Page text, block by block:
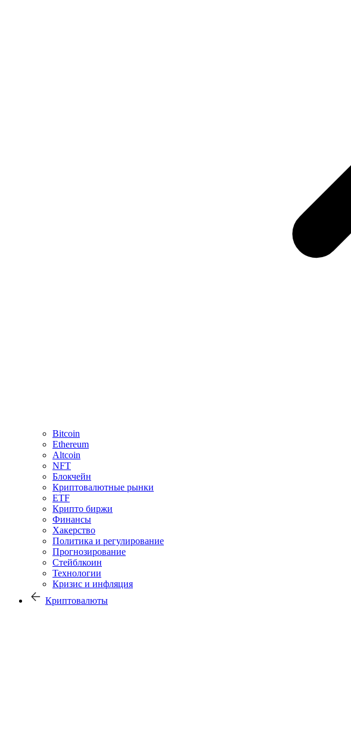
Bitcoin
Ethereum
Altcoin
NFT
Блокчейн
Криптовалютные рынки
ETF
Крипто биржи
Финансы
Хакерство
Политика и регулирование
Прогнозирование
Стейблкоин
Технологии
Кризис и инфляция
Криптовалюты